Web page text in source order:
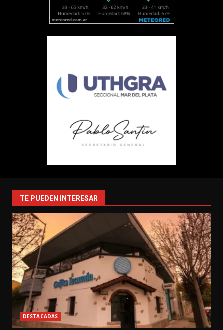
TE PUEDEN INTERESAR
DESTACADAS